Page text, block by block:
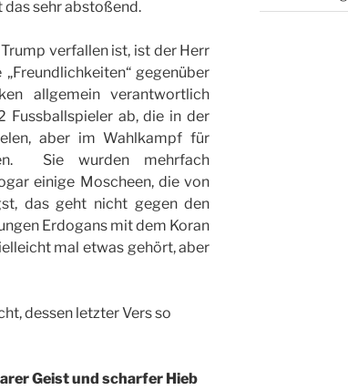
das sehr abstoßend.
verfallen ist, ist der Herr
gegenüber
allgemein verantwortlich
Fussballspieler ab, die in der
aber im Wahlkampf für
Sie wurden mehrfach
einige Moscheen, die von
das geht nicht gegen den
Erdogans mit dem Koran
mal etwas gehört, aber
dessen letzter Vers so
Geist und scharfer Hieb